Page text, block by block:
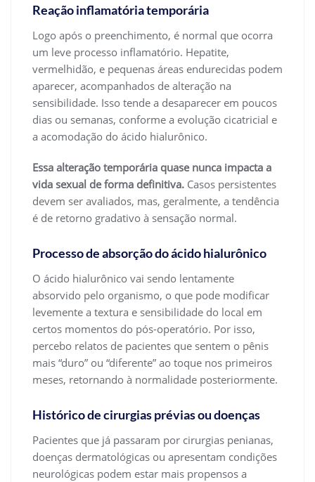
Reação inflamatória temporária
Logo após o preenchimento, é normal que ocorra
um leve processo inflamatório. Hepatite,
vermelhidão, e pequenas áreas endurecidas podem
aparecer, acompanhados de alteração na
sensibilidade. Isso tende a desaparecer em poucos
dias ou semanas, conforme a evolução cicatricial e
a acomodação do ácido hialurônico.
Essa alteração temporária quase nunca impacta a
vida sexual de forma definitiva. Casos persistentes
devem ser avaliados, mas, geralmente, a tendência
é de retorno gradativo à sensação normal.
Processo de absorção do ácido hialurônico
O ácido hialurônico vai sendo lentamente
absorvido pelo organismo, o que pode modificar
levemente a textura e sensibilidade do local em
certos momentos do pós-operatório. Por isso,
percebo relatos de pacientes que sentem o pênis
mais “duro” ou “diferente” ao toque nos primeiros
meses, retornando à normalidade posteriormente.
Histórico de cirurgias prévias ou doenças
Pacientes que já passaram por cirurgias penianas,
doenças dermatológicas ou apresentam condições
neurológicas podem estar mais propensos a